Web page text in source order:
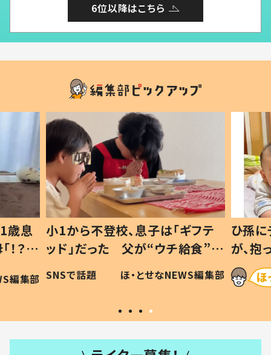
6位以降はこちら
歳息
？」
編集部
小1から不登校、息子は「ギフテ
ッド」だった 父が“ウチ給食”を
作り続ける理由とは #令和の親
#令和の子
SNSで話題 ほ・とせなNEWS編集部
ひ孫
が、
「涙が
い」